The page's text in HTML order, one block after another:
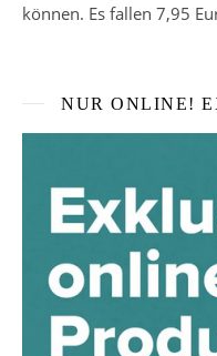
können. Es fallen 7,95
NUR ONLINE!